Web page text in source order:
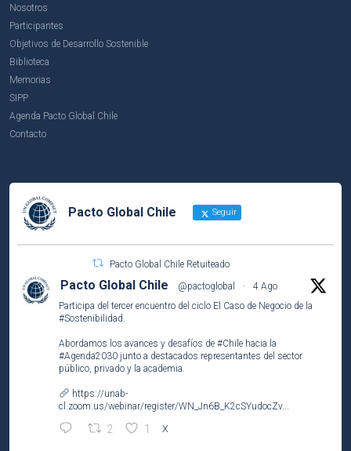
Nosotros
Participantes
Objetivos de Desarrollo Sostenible
Biblioteca
Memorias
SIPP
Agenda Pacto Global Chile
Contacto
Pacto Global Chile Seguir
Pacto Global Chile Retuiteado
Pacto Global Chile @pactoglobal ·
4 Ago
Participa del tercer encuentro del ciclo El Caso de Negocio de la
#Sostenibilidad
Abordamos los avances y desafíos de #Chile hacia la
#Agenda2030 junto a destacados representantes del sector
público, privado y la academia.
https://unab-
cl.zoom.us/webinar/register/WN_Jn6B_K2cSYudocZv...
2 1 X